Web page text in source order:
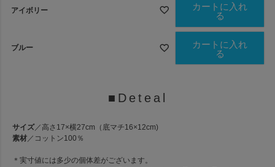
アイボリー
カートに入れ
る
ブルー
カートに入れ
る
■Deteal
サイズ／高さ17×横27cm（底マチ16×12cm)
素材／コットン100％
＊実寸値には多少の個体差がございます。